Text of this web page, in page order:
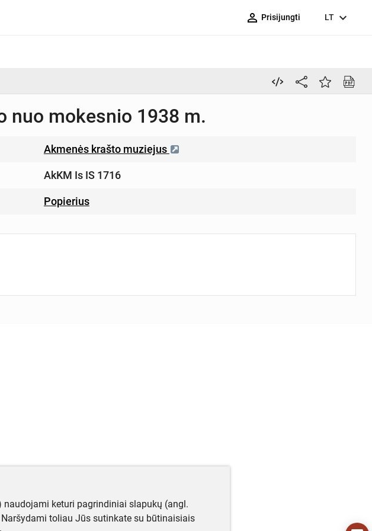
person_outline Prisijungti LT expand_more
nuo mokesnio 1938 m.
Akmenės krašto muziejus
AkKM Is IS 1716
Popierius
keturi pagrindiniai slapukų (angl.
toliau Jūs sutinkate su būtinaisiais